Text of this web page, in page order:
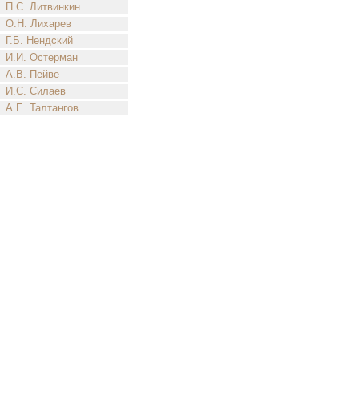
П.С. Литвинкин
О.Н. Лихарев
Г.Б. Нендский
И.И. Остерман
А.В. Пейве
И.С. Силаев
А.Е. Талтангов